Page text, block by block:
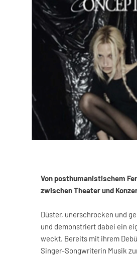
Von posthumanistischem
zwischen Theater und
Düster, unerschrocken und
und demonstriert dabei ein
weckt. Bereits mit ihrem
Singer-Songwriterin Musik